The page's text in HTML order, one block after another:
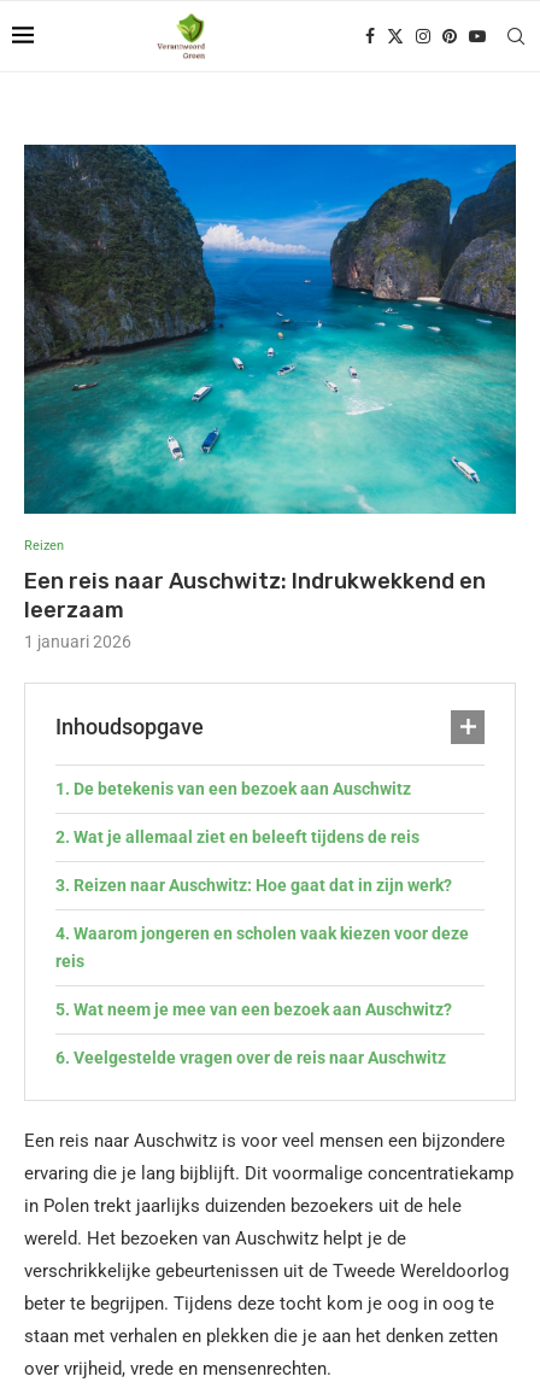
Reizen
Een reis naar Auschwitz: Indrukwekkend en
leerzaam
1 januari 2026
Inhoudsopgave
De betekenis van een bezoek aan Auschwitz
Wat je allemaal ziet en beleeft tijdens de reis
Reizen naar Auschwitz: Hoe gaat dat in zijn werk?
Waarom jongeren en scholen vaak kiezen voor deze
reis
Wat neem je mee van een bezoek aan Auschwitz?
Veelgestelde vragen over de reis naar Auschwitz
Een reis naar Auschwitz is voor veel mensen een bijzondere
ervaring die je lang bijblijft. Dit voormalige concentratiekamp
in Polen trekt jaarlijks duizenden bezoekers uit de hele
wereld. Het bezoeken van Auschwitz helpt je de
verschrikkelijke gebeurtenissen uit de Tweede Wereldoorlog
beter te begrijpen. Tijdens deze tocht kom je oog in oog te
staan met verhalen en plekken die je aan het denken zetten
over vrijheid, vrede en mensenrechten.